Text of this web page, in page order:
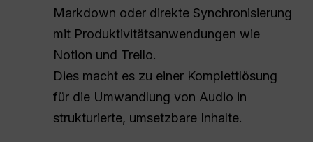
Markdown oder direkte Synchronisierung
mit Produktivitätsanwendungen wie
Notion und Trello.
Dies macht es zu einer Komplettlösung
für die Umwandlung von Audio in
strukturierte, umsetzbare Inhalte.